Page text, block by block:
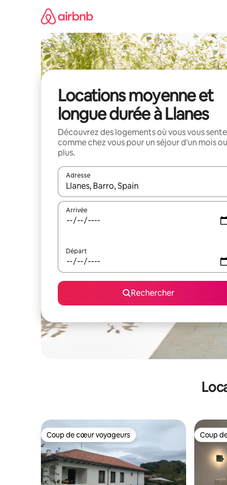
Locations moyenne et
longue durée à Llanes
Découvrez des logements où vous vous
comme chez vous pour un séjour d'un mois ou
plus.
Adresse
Lorsque les résultats s'affichent, utilisez les
Arrivée
Départ
Rechercher
Coup de cœur voyageurs
Coup de cœur voyageurs Coup
Coup